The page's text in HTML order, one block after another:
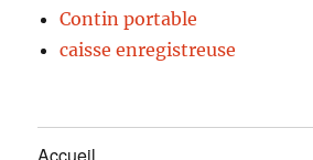
Contin portable
caisse enregistreuse
Accueil